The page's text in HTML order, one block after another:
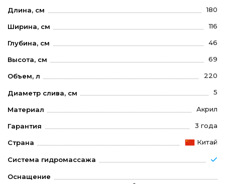
Длина, см 180
Ширина, см 116
Глубина, см 46
Высота, см 69
Объем, л 220
Диаметр слива, см 5
Материал Акрил
Гарантия 3 года
Страна Китай
Система гидромассажа
Оснащение